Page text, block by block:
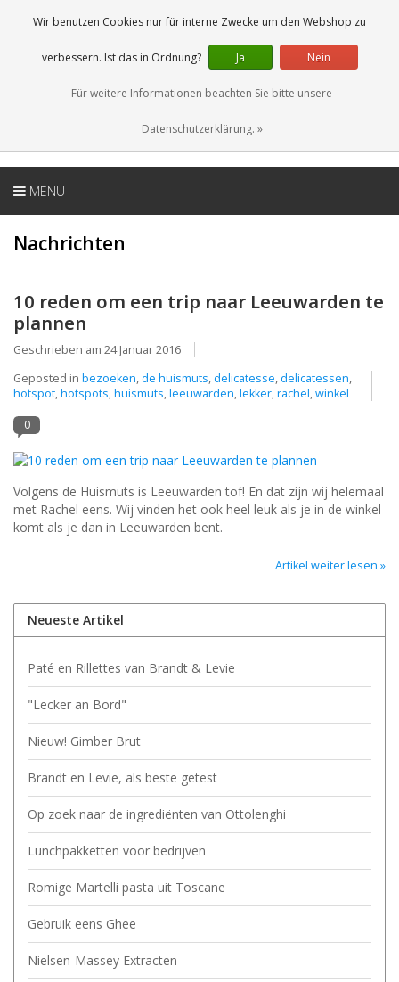
0 Artikel
DE
MENU
Nachrichten
10 reden om een trip naar Leeuwarden te
plannen
Geschrieben am 24 Januar 2016
Geposted in bezoeken,de huismuts,delicatesse,delicatessen,
hotspot,hotspots,huismuts,leeuwarden,lekker,rachel,winkel
0
Volgens de Huismuts is Leeuwarden tof! En dat zijn wij helemaal
met Rachel eens. Wij vinden het ook heel leuk als je in de winkel
komt als je dan in Leeuwarden bent.
Artikel weiter lesen »
Neueste Artikel
Paté en Rillettes van Brandt & Levie
"Lecker an Bord"
Nieuw! Gimber Brut
Brandt en Levie, als beste getest
Op zoek naar de ingrediënten van Ottolenghi
Lunchpakketten voor bedrijven
Romige Martelli pasta uit Toscane
Gebruik eens Ghee
Nielsen-Massey Extracten
Wir benutzen Cookies nur für interne Zwecke um den Webshop zu
verbessern. Ist das in Ordnung? Ja Nein
Für weitere Informationen beachten Sie bitte unsere
Datenschutzerklärung. »